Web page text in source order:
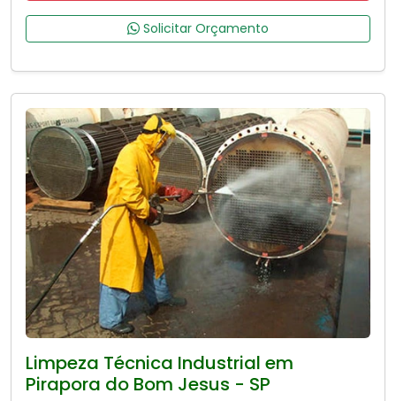
Solicitar Orçamento
Limpeza Técnica Industrial em
Pirapora do Bom Jesus - SP